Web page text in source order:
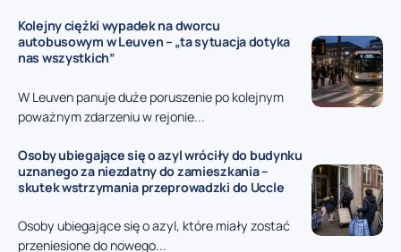
Kolejny ciężki wypadek na dworcu
autobusowym w Leuven – „ta sytuacja dotyka
nas wszystkich”
W Leuven panuje duże poruszenie po kolejnym
poważnym zdarzeniu w rejonie...
Osoby ubiegające się o azyl wróciły do budynku
uznanego za niezdatny do zamieszkania –
skutek wstrzymania przeprowadzki do Uccle
Osoby ubiegające się o azyl, które miały zostać
przeniesione do nowego...